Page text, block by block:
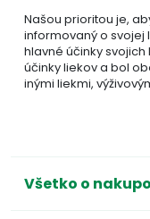
Našou prioritou je,
informovaný o svojej
hlavné účinky
účinky liekov a bol
inými liekmi,
Všetko o